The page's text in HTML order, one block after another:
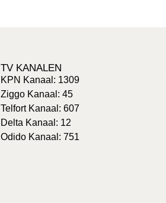
TV KANALEN
KPN Kanaal: 1309
Ziggo Kanaal: 45
Telfort Kanaal: 607
Delta Kanaal: 12
Odido Kanaal: 751